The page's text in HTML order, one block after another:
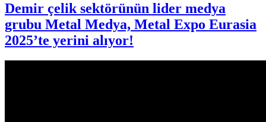
Demir çelik sektörünün lider medya
grubu Metal Medya, Metal Expo Eurasia
2025’te yerini alıyor!